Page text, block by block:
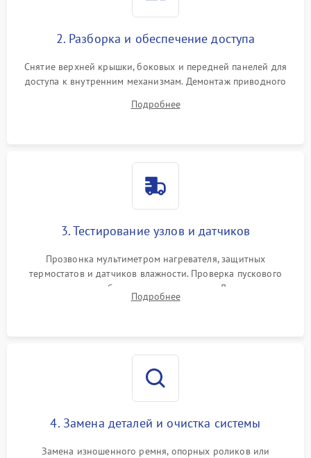
2. Разборка и обеспечение доступа
Снятие верхней крышки, боковых и передней панелей для
доступа к внутренним механизмам. Демонтаж приводного
Обеспечение свободного доступа к ТЭНу, компрессору,
Подробнее
3. Тестирование узлов и датчиков
Прозвонка мультиметром нагревателя, защитных
термостатов и датчиков влажности. Проверка пускового
конденсатора, обмоток мотора и помпы. Для машин с
тепловым насосом — диагностика работы компрессора и
Подробнее
4. Замена деталей и очистка системы
Замена изношенного ремня, опорных роликов или